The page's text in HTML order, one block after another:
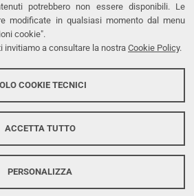
potrebbero non essere disponibili. Le
modificate in qualsiasi momento dal menu
cookie".
invitiamo a consultare la nostra Cookie Policy.
COOKIE TECNICI
ACCETTA TUTTO
PERSONALIZZA
di accessibilità
personali